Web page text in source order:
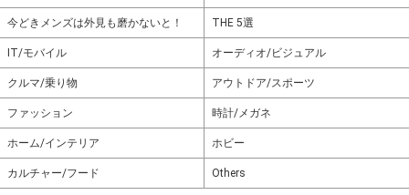
今どきメンズは外見も磨かないと！ THE 5選
IT/モバイル オーディオ/ビジュアル
クルマ/乗り物 アウトドア/スポーツ
ファッション 時計/メガネ
ホーム/インテリア ホビー
カルチャー/フード Others